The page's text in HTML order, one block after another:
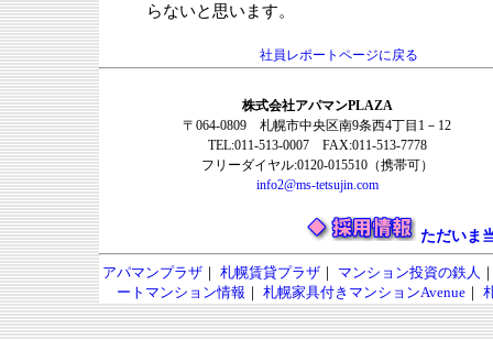
らないと思います。
社員レポートページに戻る
株式会社アパマンPLAZA
〒064-0809 札幌市中央区南9条西4丁目1－12
TEL:011-513-0007 FAX:011-513-7778
フリーダイヤル:0120-015510（携帯可）
info2@ms-tetsujin.com
ただいま
アパマンプラザ｜ 札幌賃貸プラザ｜ マンション投資の鉄人
ートマンション情報 ｜ 札幌家具付きマンションAvenue ｜